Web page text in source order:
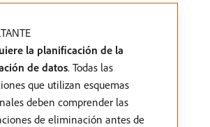
la planificación de la
de datos. Todas las
que utilizan esquemas
deben comprender las
de eliminación antes de